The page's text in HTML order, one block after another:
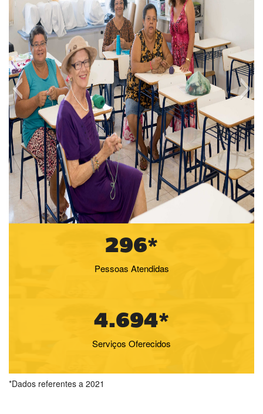
296*
Pessoas Atendidas
4.694*
Serviços Oferecidos
*Dados referentes a 2021